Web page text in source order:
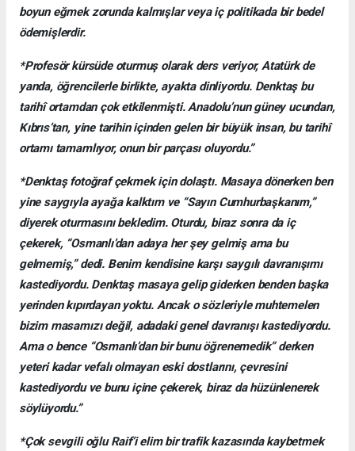
boyun eğmek zorunda kalmışlar veya iç politikada bir bedel
ödemişlerdir.
*Profesör kürsüde oturmuş olarak ders veriyor, Atatürk de
yanda, öğrencilerle birlikte, ayakta dinliyordu. Denktaş bu
tarihî ortamdan çok etkilenmişti. Anadolu’nun güney ucundan,
Kıbrıs’tan, yine tarihin içinden gelen bir büyük insan, bu tarihî
ortamı tamamlıyor, onun bir parçası oluyordu.”
*Denktaş fotoğraf çekmek için dolaştı. Masaya dönerken ben
yine saygıyla ayağa kalktım ve “Sayın Cumhurbaşkanım,”
diyerek oturmasını bekledim. Oturdu, biraz sonra da iç
çekerek, “Osmanlı’dan adaya her şey gelmiş ama bu
gelmemiş,” dedi. Benim kendisine karşı saygılı davranışımı
kastediyordu. Denktaş masaya gelip giderken benden başka
yerinden kıpırdayan yoktu. Ancak o sözleriyle muhtemelen
bizim masamızı değil, adadaki genel davranışı kastediyordu.
Ama o bence “Osmanlı’dan bir bunu öğrenemedik” derken
yeteri kadar vefalı olmayan eski dostlarını, çevresini
kastediyordu ve bunu içine çekerek, biraz da hüzünlenerek
söylüyordu.”
*Çok sevgili oğlu Raif’i elim bir trafik kazasında kaybetmek